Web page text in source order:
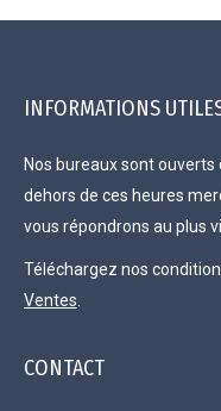
INFORMATIONS
Nos bureaux sont ouverts
dehors de ces heures
vous répondrons au plus
Téléchargez nos
Ventes
CONTACT